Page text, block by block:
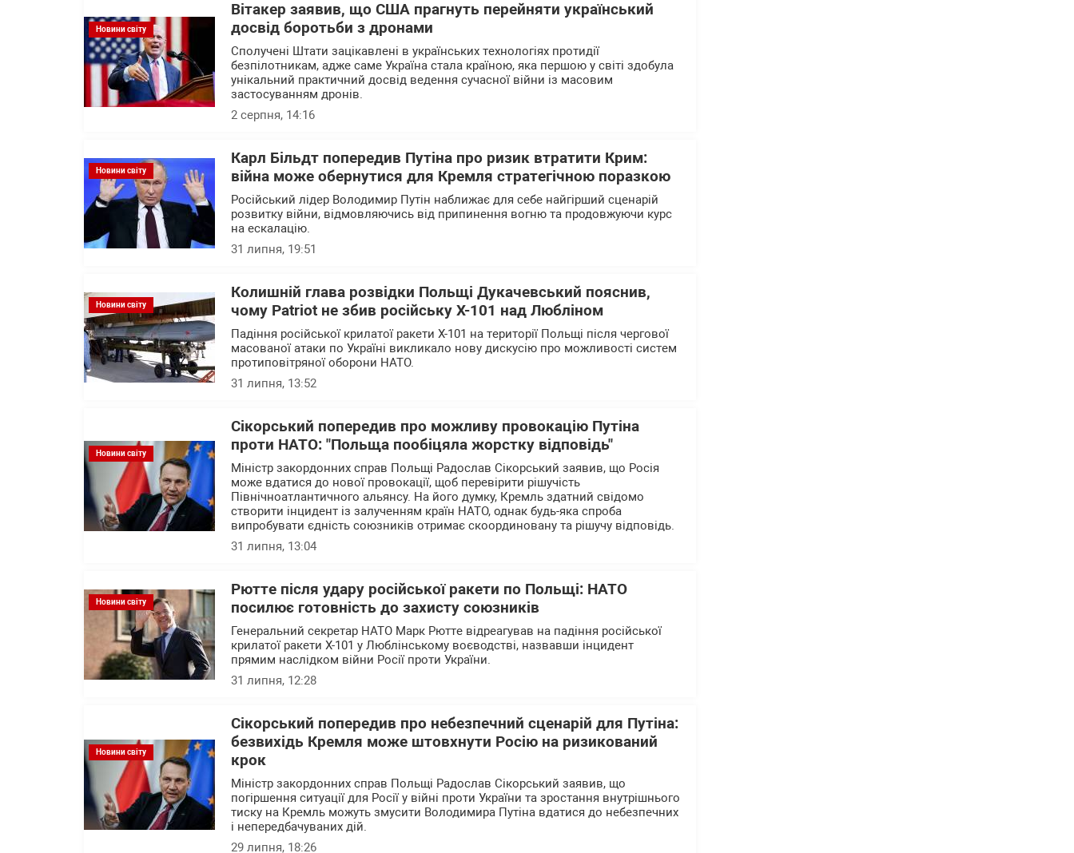
Новини світу
Вітакер заявив, що США прагнуть перейняти український
досвід боротьби з дронами
Сполучені Штати зацікавлені в українських технологіях протидії
безпілотникам, адже саме Україна стала країною, яка першою у світі здобула
унікальний практичний досвід ведення сучасної війни із масовим
застосуванням дронів.
2 серпня, 14:16
Новини світу
Карл Більдт попередив Путіна про ризик втратити Крим:
війна може обернутися для Кремля стратегічною поразкою
Російський лідер Володимир Путін наближає для себе найгірший сценарій
розвитку війни, відмовляючись від припинення вогню та продовжуючи курс
на ескалацію.
31 липня, 19:51
Новини світу
Колишній глава розвідки Польщі Дукачевський пояснив,
чому Patriot не збив російську Х-101 над Любліном
Падіння російської крилатої ракети Х-101 на території Польщі після чергової
масованої атаки по Україні викликало нову дискусію про можливості систем
протиповітряної оборони НАТО.
31 липня, 13:52
Новини світу
Сікорський попередив про можливу провокацію Путіна
проти НАТО: "Польща пообіцяла жорстку відповідь"
Міністр закордонних справ Польщі Радослав Сікорський заявив, що Росія
може вдатися до нової провокації, щоб перевірити рішучість
Північноатлантичного альянсу. На його думку, Кремль здатний свідомо
створити інцидент із залученням країн НАТО, однак будь-яка спроба
випробувати єдність союзників отримає скоординовану та рішучу відповідь.
31 липня, 13:04
Новини світу
Рютте після удару російської ракети по Польщі: НАТО
посилює готовність до захисту союзників
Генеральний секретар НАТО Марк Рютте відреагував на падіння російської
крилатої ракети Х-101 у Люблінському воєводстві, назвавши інцидент
прямим наслідком війни Росії проти України.
31 липня, 12:28
Новини світу
Сікорський попередив про небезпечний сценарій для Путіна:
безвихідь Кремля може штовхнути Росію на ризикований
крок
Міністр закордонних справ Польщі Радослав Сікорський заявив, що
погіршення ситуації для Росії у війні проти України та зростання внутрішнього
тиску на Кремль можуть змусити Володимира Путіна вдатися до небезпечних
і непередбачуваних дій.
29 липня, 18:26